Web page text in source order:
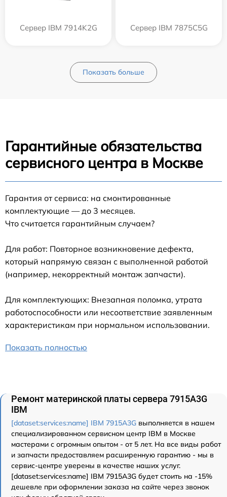
Сервер IBM 7914K2G Сервер IBM 7875C5G
Показать больше
Гарантийные обязательства
сервисного центра в Москве
Гарантия от сервиса: на смонтированные
комплектующие — до 3 месяцев.
Что считается гарантийным случаем?
Для работ: Повторное возникновение дефекта,
который напрямую связан с выполненной работой
(например, некорректный монтаж запчасти).
Для комплектующих: Внезапная поломка, утрата
работоспособности или несоответствие заявленным
характеристикам при нормальном использовании.
Показать полностью
Ремонт материнской платы сервера 7915A3G
IBM
[dataset:services:name] IBM 7915A3G выполняется в нашем
специализированном сервисном центр IBM в Москве
мастерами с огромным опытом - от 5 лет. На все виды работ
и запчасти предоставляем расширенную гарантию - мы в
сервис-центре уверены в качестве наших услуг.
[dataset:services:name] IBM 7915A3G будет стоить на -15%
дешевле при оформлении заказа на сайте через звонок